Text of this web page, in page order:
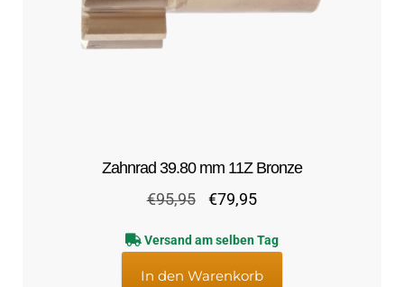
Zahnrad 39.80 mm 11Z Bronze
€95,95
Ursprünglicher
war:
€95,95
€79,95Aktueller
ist:
€79,95.
Versand am selben Tag
In den Warenkorb